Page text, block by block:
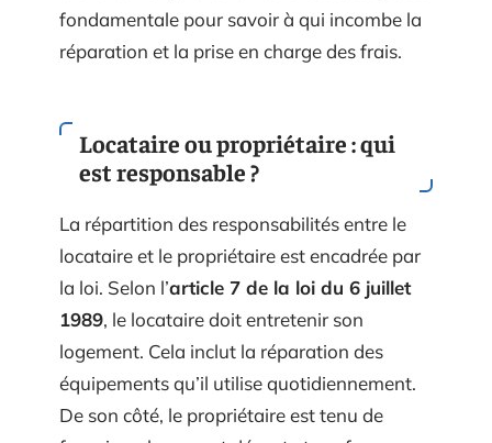
fondamentale pour savoir à qui incombe la
réparation et la prise en charge des frais.
Locataire ou propriétaire : qui
est responsable ?
La répartition des responsabilités entre le
locataire et le propriétaire est encadrée par
la loi. Selon l’article 7 de la loi du 6 juillet
1989, le locataire doit entretenir son
logement. Cela inclut la réparation des
équipements qu’il utilise quotidiennement.
De son côté, le propriétaire est tenu de